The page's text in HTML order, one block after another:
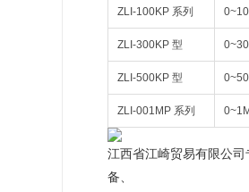
ZLI-100KP 系列
ZLI-300KP 型
ZLI-500KP 型
ZLI-001MP 系列
江西省江崎贸易有限公
备、